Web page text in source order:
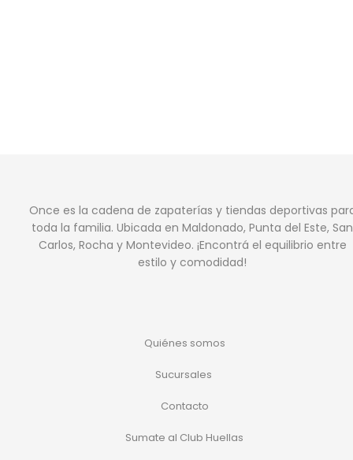
Once es la cadena de zapaterías y tiendas deportivas
toda la familia. Ubicada en Maldonado, Punta del Este, San
Carlos, Rocha y Montevideo. ¡Encontrá el equilibrio entre
estilo y comodidad!
Quiénes somos
Sucursales
Contacto
Sumate al Club Huellas